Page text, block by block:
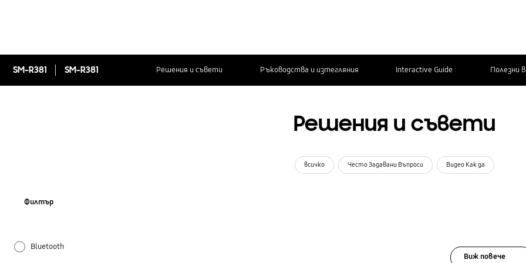
SM-R381 SM-R381 Решения и съвети Ръководства и изтегляния Interactive Guide Полезни
Решения и съвети
всичко Често Задавани Въпроси Видео Как да
Филтър
Bluetooth
Виж повече